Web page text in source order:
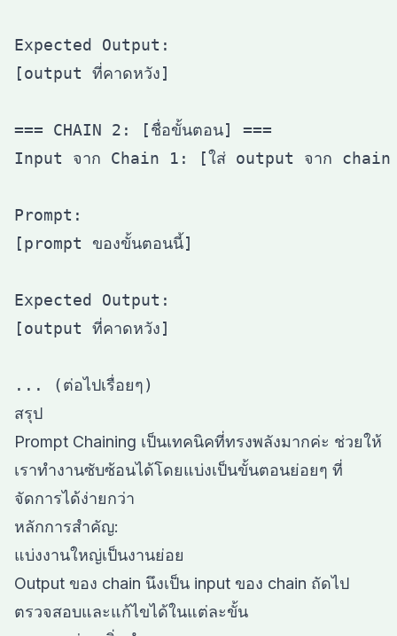
Expected Output:
[output ที่คาดหวัง]
=== CHAIN 2: [ชื่อขั้นตอน] ===
Input จาก Chain 1: [ใส่ output จาก chain
Prompt:
[prompt ของขั้นตอนนี้]
Expected Output:
[output ที่คาดหวัง]
สรุป
Prompt Chaining เป็นเทคนิคที่ทรงพลังมากค่ะ ช่วยให้
เราทำงานซับซ้อนได้โดยแบ่งเป็นขั้นตอนย่อยๆ ที่
จัดการได้ง่ายกว่า
หลักการสำคัญ:
แบ่งงานใหญ่เป็นงานย่อย
Output ของ chain นึงเป็น input ของ chain ถัดไป
ตรวจสอบและแก้ไขได้ในแต่ละขั้น